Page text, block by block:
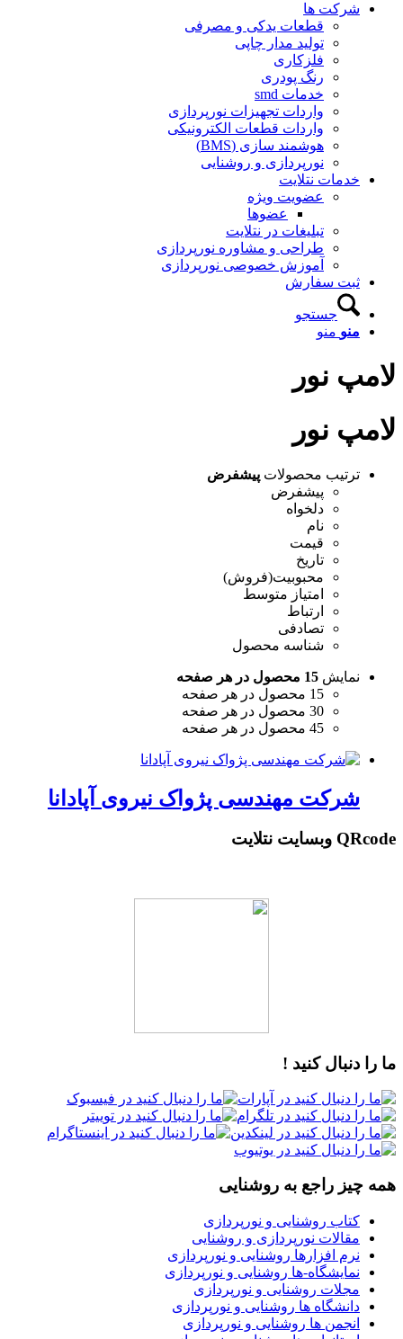
شرکت ها
قطعات یدکی و مصرفی
تولید مدار چاپی
فلزکاری
رنگ پودری
خدمات smd
واردات تجهیزات نورپردازی
واردات قطعات الکترونیکی
هوشمند سازی (BMS)
نورپردازی و روشنایی
خدمات نتلایت
عضویت ویژه
عضوها
تبلیغات در نتلایت
طراحی و مشاوره نورپردازی
آموزش خصوصی نورپردازی
ثبت سفارش
جستجو
منو منو
لامپ نور
لامپ نور
ترتیب محصولات پیشفرض
پیشفرض
دلخواه
نام
قیمت
تاریخ
محبوبیت(فروش)
امتیاز متوسط
ارتباط
تصادفی
شناسه محصول
نمایش 15 محصول در هر صفحه
15 محصول در هر صفحه
30 محصول در هر صفحه
45 محصول در هر صفحه
شرکت مهندسی پژواک نیروی آپادانا
QRcode وبسایت نتلایت
ما را دنبال کنید !
همه چیز راجع به روشنایی
کتاب روشنایی و نورپردازی
مقالات نورپردازی و روشنایی
نرم افزارها روشنایی و نورپردازی
نمایشگاه-ها روشنایی و نورپردازی
مجلات روشنایی و نورپردازی
دانشگاه ها روشنایی و نورپردازی
انجمن ها روشنایی و نورپردازی